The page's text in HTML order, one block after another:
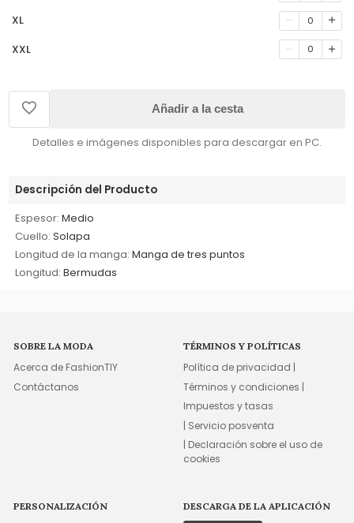
XL 0
XXL 0
Añadir a la cesta
Detalles e imágenes disponibles para descargar en PC.
Descripción del Producto
Espesor: Medio
Cuello: Solapa
Longitud de la manga: Manga de tres puntos
Longitud: Bermudas
SOBRE LA MODA
Acerca de FashionTIY
Contáctanos
TÉRMINOS Y POLÍTICAS
Política de privacidad |
Términos y condiciones |
Impuestos y tasas
| Servicio posventa
| Declaración sobre el uso de
cookies
PERSONALIZACIÓN DESCARGA DE LA APLICACIÓN